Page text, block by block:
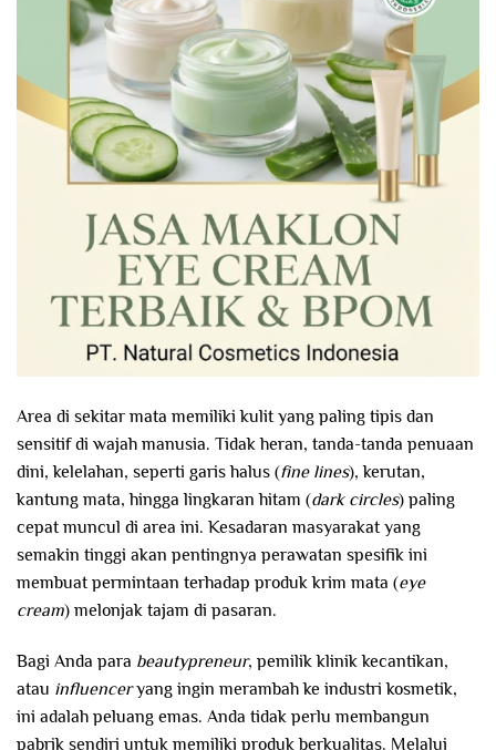
Area di sekitar mata memiliki kulit yang paling tipis dan
sensitif di wajah manusia. Tidak heran, tanda-tanda penuaan
dini, kelelahan, seperti garis halus (fine lines), kerutan,
kantung mata, hingga lingkaran hitam (dark circles) paling
cepat muncul di area ini. Kesadaran masyarakat yang
semakin tinggi akan pentingnya perawatan spesifik ini
membuat permintaan terhadap produk krim mata (eye
cream) melonjak tajam di pasaran.
Bagi Anda para beautypreneur, pemilik klinik kecantikan,
atau influenceryang ingin merambah ke industri kosmetik,
ini adalah peluang emas. Anda tidak perlu membangun
pabrik sendiri untuk memiliki produk berkualitas. Melalui